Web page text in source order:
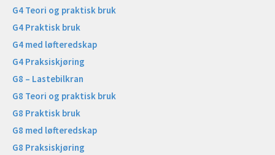
G4 Teori og praktisk bruk
G4 Praktisk bruk
G4 med løfteredskap
G4 Praksiskjøring
G8 – Lastebilkran
G8 Teori og praktisk bruk
G8 Praktisk bruk
G8 med løfteredskap
G8 Praksiskjøring